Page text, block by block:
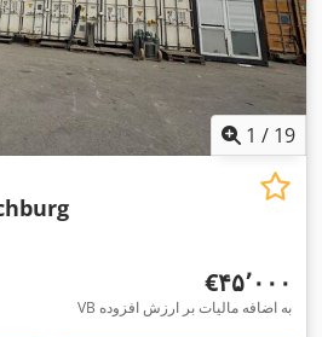
1 / 19
‎€۴۵٬۰۰۰
VB به اضافه مالیات بر ارزش افزوده